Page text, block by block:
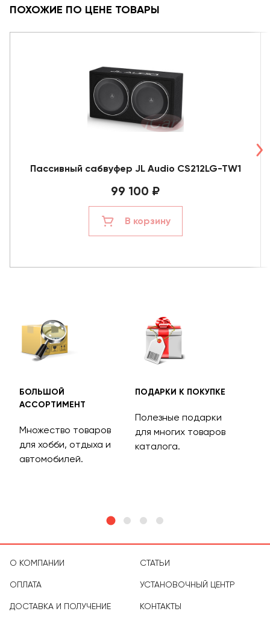
ПОХОЖИЕ ПО ЦЕНЕ ТОВАРЫ
Пассивный сабвуфер JL Audio CS212LG-TW1
99 100 ₽
В корзину
БОЛЬШОЙ
АССОРТИМЕНТ
Множество товаров
для хобби, отдыха и
автомобилей.
ПОДАРКИ К ПОКУПКЕ
Полезные подарки
для многих товаров
каталога.
О КОМПАНИИ
ОПЛАТА
ДОСТАВКА И ПОЛУЧЕНИЕ
СТАТЬИ
УСТАНОВОЧНЫЙ ЦЕНТР
КОНТАКТЫ